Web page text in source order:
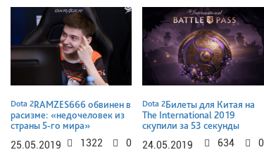
Dota 2RAMZES666 обвинен в
расизме: «недочеловек из
страны 5-го мира»
25.05.2019
0
1322
Dota 2Билеты для Китая на
The International 2019
скупили за 53 секунды
24.05.2019
0
634